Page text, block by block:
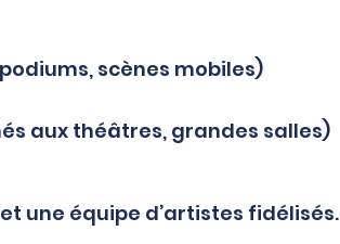
scènes mobiles)
aux théâtres, grandes salles)
une équipe d’artistes fidélisés.